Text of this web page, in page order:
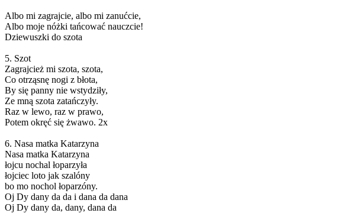
Albo mi zagrajcie, albo mi zanućcie,
Albo moje nóżki tańcować nauczcie!
Dziewuszki do szota
5. Szot
Zagrajcież mi szota, szota,
Co otrząsnę nogi z błota,
By się panny nie wstydziły,
Ze mną szota zatańczyły.
Raz w lewo, raz w prawo,
Potem okręć się żwawo. 2x
6. Nasa matka Katarzyna
Nasa matka Katarzyna
łojcu nochal łoparzyła
łojciec loto jak szalóny
bo mo nochol łoparzóny.
Oj Dy dany da da i dana da dana
Oj Dy dany da, dany, dana da